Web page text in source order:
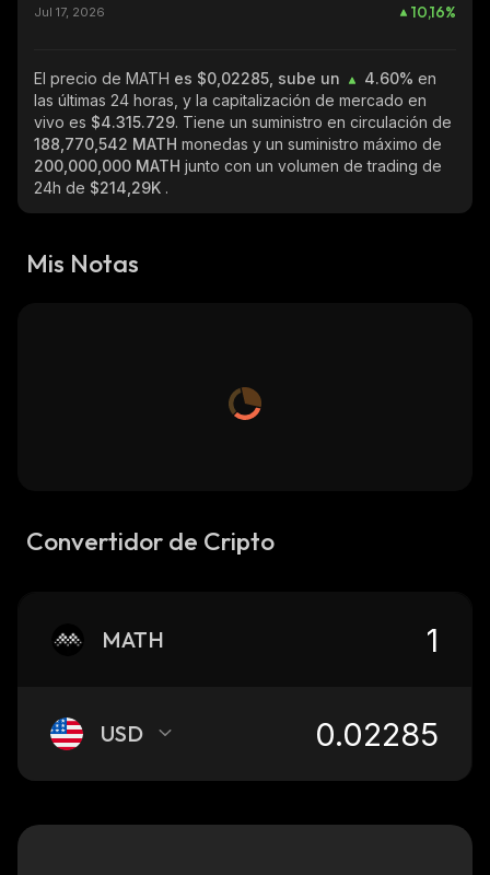
Jul 17, 2026 10,16%
El precio de MATH es $0,02285, sube un 4.60% en
las últimas 24 horas, y la capitalización de mercado en
vivo es $4.315.729. Tiene un suministro en circulación de
188,770,542 MATH monedas y un suministro máximo de
200,000,000 MATH junto con un volumen de trading de
24h de $214,29K .
Mis Notas
Convertidor de Cripto
MATH
USD